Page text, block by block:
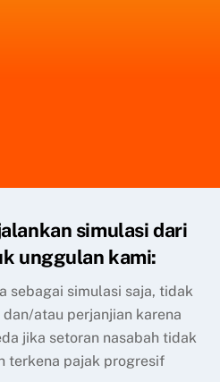
simulasi dari
unggulan kami:
sebagai simulasi saja, tidak
atau perjanjian karena
jika setoran nasabah tidak
terkena pajak progresif